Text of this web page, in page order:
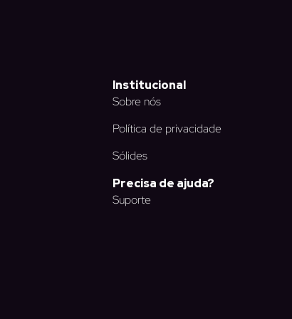
Institucional
Sobre nós
Política de privacidade
Sólides
Precisa de ajuda?
Suporte